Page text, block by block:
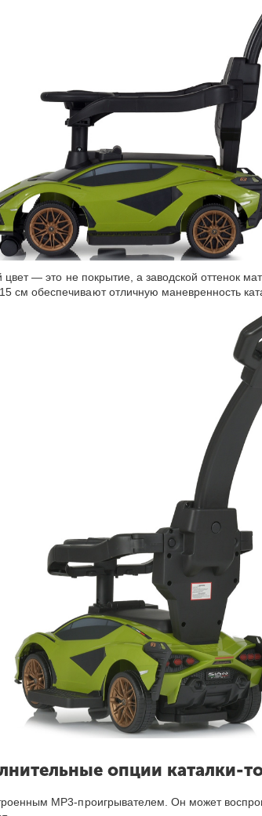
цвет — это не покрытие, а заводской оттенок
см обеспечивают отличную маневренность
опции каталки-
MP3-проигрывателем. Он может